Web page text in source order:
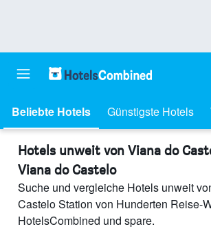
Beliebte Hotels Günstigste Hotels
Hotels unweit von Viana do
Viana do Castelo
Suche und vergleiche Hotels unweit
Castelo Station von Hunderten Reise-
HotelsCombined und spare.